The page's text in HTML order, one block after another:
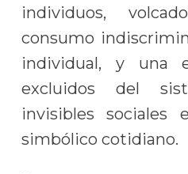
individuos,
consumo
individual, y una
excluidos del
invisibles sociales
simbólico cotidiano.